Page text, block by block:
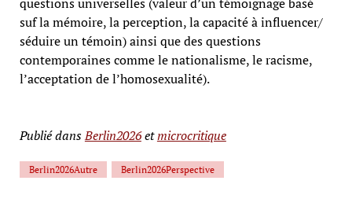
suf la mémoire, la perception, la capacité à influencer/
séduire un témoin) ainsi que des questions
contemporaines comme le nationalisme, le racisme,
l’acceptation de l’homosexualité).
Publié dansBerlin2026etmicrocritique
Berlin2026Autre Berlin2026Perspective